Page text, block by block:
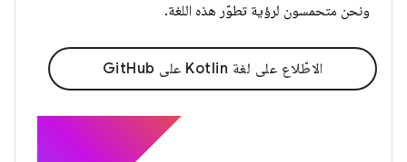
ونحن متحمسون لرؤية تطوّر هذه اللغة.
الاطّلاع على لغة Kotlin على GitHub